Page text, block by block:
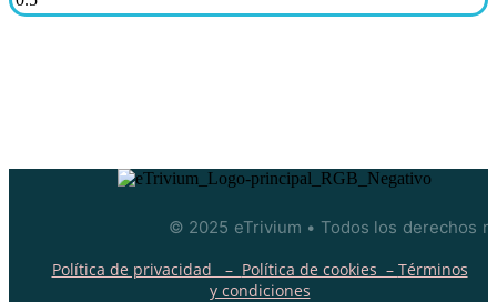
© 2025 eTrivium • Todos los derechos
Política de privacidad – Política de cookies – Términos
y condiciones